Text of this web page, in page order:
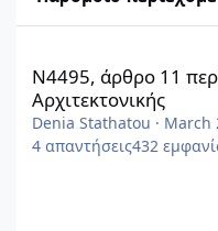
Ν4495, άρθρο 11
Αρχιτεκτονικής
Denia Stathatou · March
4 απαντήσεις432